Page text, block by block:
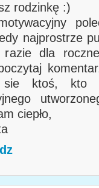
rodzinkę
najprostrze
dla
sie ktoś, kto
ciepło,